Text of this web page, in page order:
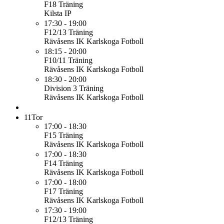
F18 Träning
Kilsta IP
17:30 - 19:00
F12/13 Träning
Rävåsens IK Karlskoga Fotboll
18:15 - 20:00
F10/11 Träning
Rävåsens IK Karlskoga Fotboll
18:30 - 20:00
Division 3 Träning
Rävåsens IK Karlskoga Fotboll
11Tor
17:00 - 18:30
F15 Träning
Rävåsens IK Karlskoga Fotboll
17:00 - 18:30
F14 Träning
Rävåsens IK Karlskoga Fotboll
17:00 - 18:00
F17 Träning
Rävåsens IK Karlskoga Fotboll
17:30 - 19:00
F12/13 Träning